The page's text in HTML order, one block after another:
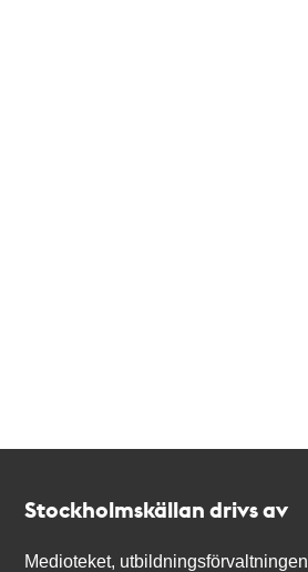
Stockholmskällan drivs av
Medioteket, utbildningsförvaltningen